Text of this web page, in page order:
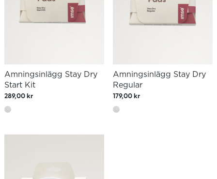
Amningsinlägg Stay Dry
Start Kit
289,00 kr
Amningsinlägg Stay Dry
Regular
179,00 kr